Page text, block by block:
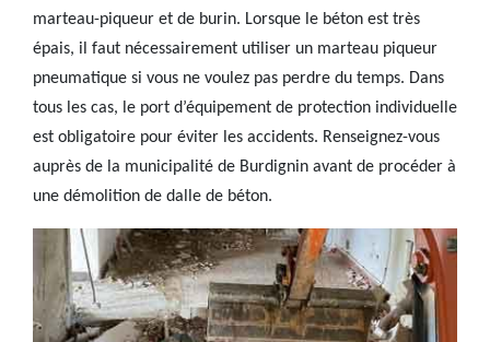
marteau-piqueur et de burin. Lorsque le béton est très
épais, il faut nécessairement utiliser un marteau piqueur
pneumatique si vous ne voulez pas perdre du temps. Dans
tous les cas, le port d’équipement de protection individuelle
est obligatoire pour éviter les accidents. Renseignez-vous
auprès de la municipalité de Burdignin avant de procéder à
une démolition de dalle de béton.